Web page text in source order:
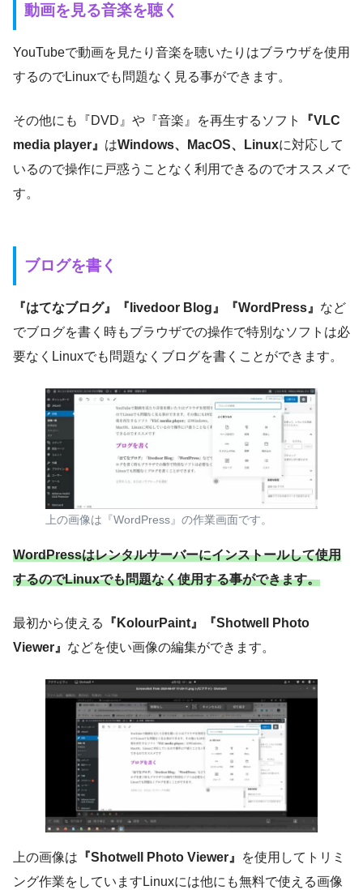
動画を見る音楽を聴く
YouTubeで動画を見たり音楽を聴いたりはブラウザを使用
するのでLinuxでも問題なく見る事ができます。
その他にも『DVD』や『音楽』を再生するソフト
『VLC
media player』 はWindows、MacOS、Linuxに対応して
いるので操作に戸惑うことなく利用できるのでオススメで
す。
ブログを書く
『はてなブログ』『livedoor Blog』『WordPress』 など
でブログを書く時もブラウザでの操作で特別なソフトは必
要なくLinuxでも問題なくブログを書くことができます。
上の画像は『WordPress』の作業画面です。
WordPressはレンタルサーバーにインストールして使用
するのでLinuxでも問題なく使用する事ができます。
最初から使える
『KolourPaint』『Shotwell Photo
Viewer』 などを使い画像の編集ができます。
上の画像は 『Shotwell Photo Viewer』
を使用してトリミ
ング作業をしていますLinuxには他にも無料で使える画像